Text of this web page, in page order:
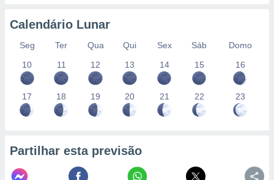
Calendário Lunar
Seg Ter Qua Qui Sex Sáb
Domo
10
11 12 13 14 15 16
17 18 19 20 21 22 23
Partilhar esta previsão